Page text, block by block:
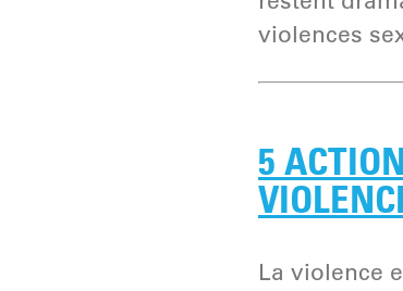
violences
5
La violence